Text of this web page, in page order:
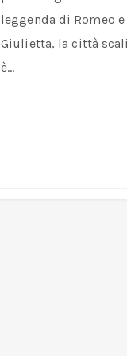
leggenda di Romeo e
Giulietta, la città
è…